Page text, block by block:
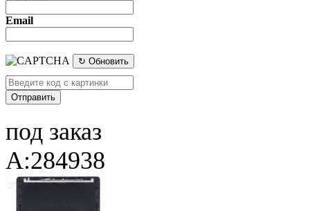
Email
↻ Обновить
под заказ
A:284938